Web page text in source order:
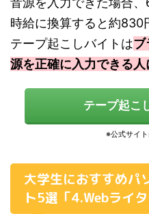
時給に換算すると約830
テープ起こしバイトはブ
源を正確に入力できる
テープ起こ
大学生におすすめパ
ト5選「4.Webライタ